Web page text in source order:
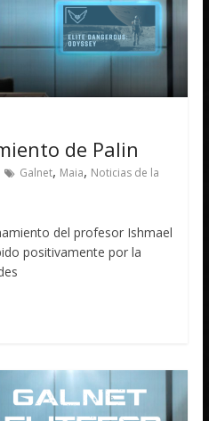
de Palin
Galnet, Maia, Noticias de la
del profesor Ishmael
positivamente por la